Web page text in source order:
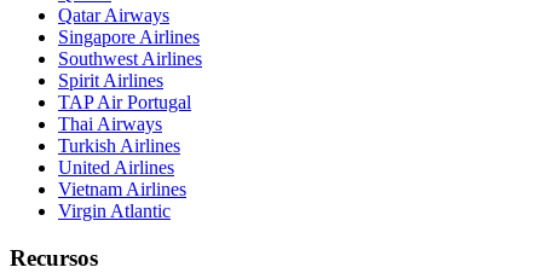
Qatar Airways
Singapore Airlines
Southwest Airlines
Spirit Airlines
TAP Air Portugal
Thai Airways
Turkish Airlines
United Airlines
Vietnam Airlines
Virgin Atlantic
Recursos